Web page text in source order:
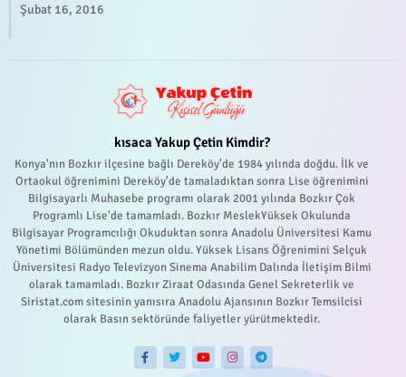
Şubat 16, 2016
kısaca Yakup Çetin Kimdir?
Konya'nın Bozkır ilçesine bağlı Dereköy'de 1984 yılında doğdu. İlk ve
Ortaokul öğrenimini Dereköy'de tamaladıktan sonra Lise öğrenimini
Bilgisayarlı Muhasebe programı olarak 2001 yılında Bozkır Çok
Programlı Lise'de tamamladı. Bozkır MeslekYüksek Okulunda
Bilgisayar Programcılığı Okuduktan sonra Anadolu Üniversitesi Kamu
Yönetimi Bölümünden mezun oldu. Yüksek Lisans Öğrenimini Selçuk
Üniversitesi Radyo Televizyon Sinema Anabilim Dalında İletişim Bilmi
olarak tamamladı. Bozkır Ziraat Odasında Genel Sekreterlik ve
Siristat.com sitesinin yanısıra Anadolu Ajansının Bozkır Temsilcisi
olarak Basın sektöründe faliyetler yürütmektedir.